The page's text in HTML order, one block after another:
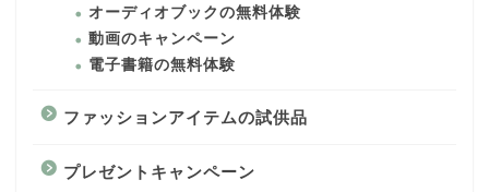
オーディオブックの無料体験
動画のキャンペーン
電子書籍の無料体験
ファッションアイテムの試供品
プレゼントキャンペーン